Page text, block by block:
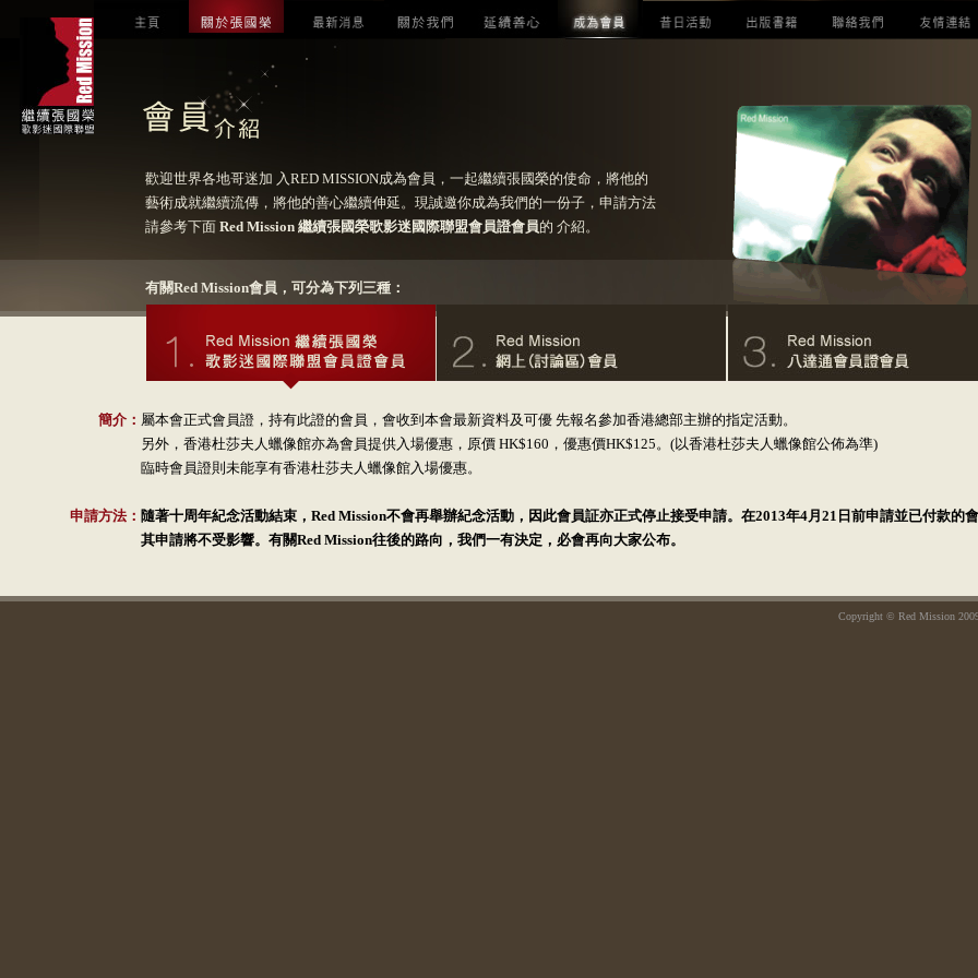
歡迎世界各地哥迷加 入RED MISSION成為會員，一起繼續張國榮的使命，將他的
藝術成就繼續流傳，將他的善心繼續伸延。現誠邀你成為我們的一份子，申請方法
請參考下面 Red Mission 繼續張國榮歌影迷國際聯盟會員證會員的 介紹。
有關Red Mission會員，可分為下列三種：
簡介： 屬本會正式會員證，持有此證的會員，會收到本會最新資料及可優 先報名參加香港總部主辦的指定活動。
另外，香港杜莎夫人蠟像館亦為會員提供入場優惠，原價 HK$160，優惠價HK$125。(以香港杜莎夫人蠟像館公佈為準)
臨時會員證則未能享有香港杜莎夫人蠟像館入場優惠。
申請方法： 隨著十周年紀念活動結束，Red Mission不會再舉辦紀念活動，因此會員証亦正式停止接受申請。在2013年4月21日前申請並已付款的會
其申請將不受影響。有關Red Mission往後的路向，我們一有決定，必會再向大家公布。
Copyright © Red Mission